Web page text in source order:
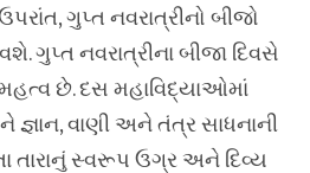
ગુપ્ત નવરાત્રીનો બીજો
ગુપ્ત નવરાત્રીના બીજા દિવસે
મહત્વ છે. દસ મહાવિદ્યાઓમાં
જ્ઞાન, વાણી અને તંત્ર સાધનાની
તારાનું સ્વરૂપ ઉગ્ર અને દિવ્ય